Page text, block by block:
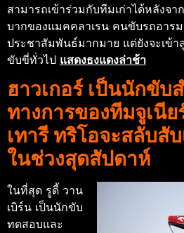
สามารถเข้าร่วมกับทีมเก่าได้หลังจา
บากของแมคคลาเรน คนขับรถอาร
ประชาสัมพันธ์มากมาย แต่ยังจะเข้า
ขับขี่ทั่วไป แสดงธงแดงล่าช้า
ฮาวเกอร์ เป็นนักขับ
ทางการของทีมจูเนี
เทารี ทริโอจะสลับสั
ในช่วงสุดสัปดาห์
ในที่สุด รูดี้ วาน
เบิร์น เป็นนักขับ
ทดสอบและ